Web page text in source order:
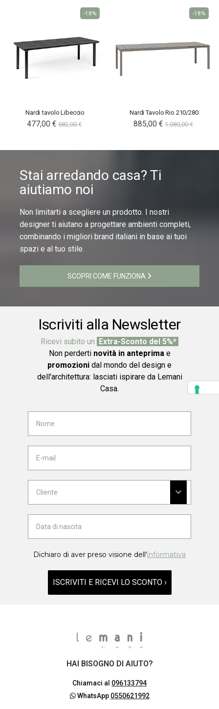
Nardi tavolo Libeccio
477,00 € 582,00 €
-18%
Nardi Tavolo Rio 210/280
885,00 € 1.080,00 €
-18%
Stai arredando casa? Ti
aiutiamo noi
Non limitarti a scegliere un prodotto. I nostri
designer ti aiutano a progettare ambienti completi,
combinando i migliori brand italiani in base ai tuoi
spazi e al tuo stile.
SCOPRI COME FUNZIONA
Iscriviti alla Newsletter
Ricevi subito un
Extra-Sconto del 5%*
Non perderti novità in anteprimae
promozioni dal mondo del design e
dell'architettura: lasciati ispirare da Lemani
Casa.
Dichiaro di aver preso visione dell'informativa
ISCRIVITI E RICEVI LO SCONTO ›
HAI BISOGNO DI AIUTO?
Chiamaci al 096133794
WhatsApp 0550621992